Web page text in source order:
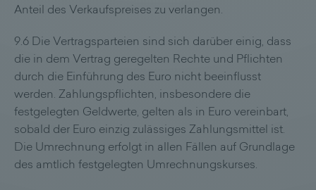
Anteil des Verkaufspreises zu verlangen.
9.6 Die Vertragsparteien sind sich darüber einig, dass
die in dem Vertrag geregelten Rechte und Pflichten
durch die Einführung des Euro nicht beeinflusst
werden. Zahlungspflichten, insbesondere die
festgelegten Geldwerte, gelten als in Euro vereinbart,
sobald der Euro einzig zulässiges Zahlungsmittel ist.
Die Umrechnung erfolgt in allen Fällen auf Grundlage
des amtlich festgelegten Umrechnungskurses.